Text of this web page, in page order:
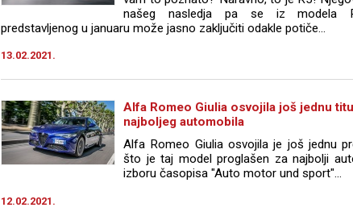
našeg nasledja pa se iz modela
predstavljenog u januaru može jasno zaključiti odakle potiče...
13.02.2021.
Alfa Romeo Giulia osvojila još jednu
najboljeg automobila
Alfa Romeo Giulia osvojila je još jednu
što je taj model proglašen za najbolji
izboru časopisa "Auto motor und sport"...
12.02.2021.